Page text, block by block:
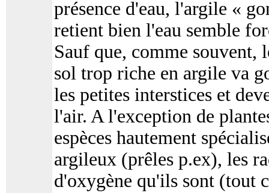
présence d'eau, l'argile «
retient bien l'eau semble
Sauf que, comme souvent,
sol trop riche en argile va
les petites interstices et
l'air. A l'exception de
espèces hautement
argileux (prêles p.ex), les
d'oxygène qu'ils sont (tout